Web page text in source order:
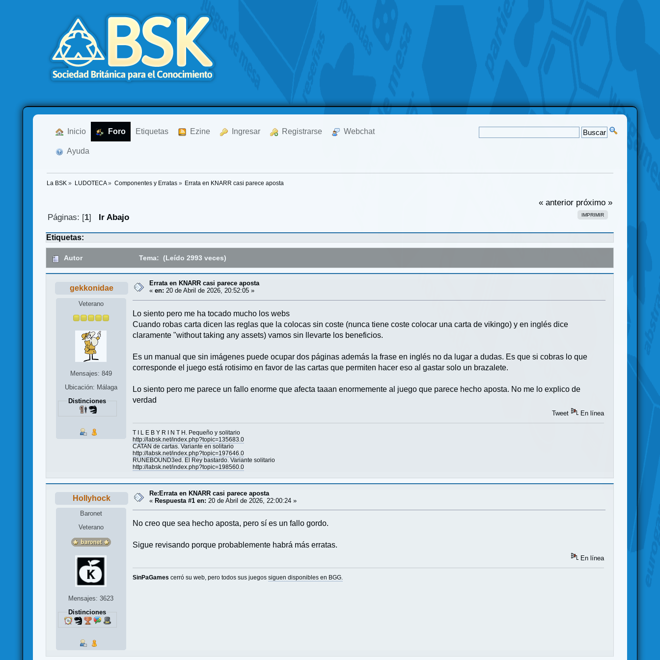
Inicio Foro Etiquetas Ezine Ingresar Registrarse Webchat
Ayuda
La BSK » LUDOTECA» Componentes y Erratas» Errata en KNARR casi parece aposta
« anterior próximo »
IMPRIMIR
Páginas: [1] Ir Abajo
Etiquetas:
Autor Tema: (Leído 2993 veces)
gekkonidae
Veterano
Mensajes: 849
Ubicación: Málaga
Distinciones
Errata en KNARR casi parece aposta
«en: 20 de Abril de 2026, 20:52:05 »
Lo siento pero me ha tocado mucho los webs
Cuando robas carta dicen las reglas que la colocas sin coste (nunca tiene coste colocar una carta de vikingo) y en inglés dice
claramente "without taking any assets) vamos sin llevarte los beneficios.
Es un manual que sin imágenes puede ocupar dos páginas además la frase en inglés no da lugar a dudas. Es que si cobras lo que
corresponde el juego está rotisimo en favor de las cartas que permiten hacer eso al gastar solo un brazalete.
Lo siento pero me parece un fallo enorme que afecta taaan enormemente al juego que parece hecho aposta. No me lo explico de
verdad
Tweet En línea
T I L E B Y R I N T H. Pequeño y solitario
http://labsk.net/index.php?topic=135683.0
CATAN de cartas. Variante en solitario
http://labsk.net/index.php?topic=197646.0
RUNEBOUND3ed. El Rey bastardo. Variante solitario
http://labsk.net/index.php?topic=198560.0
Hollyhock
Baronet
Veterano
Mensajes: 3623
Distinciones
Re:Errata en KNARR casi parece aposta
«Respuesta #1 en: 20 de Abril de 2026, 22:00:24 »
No creo que sea hecho aposta, pero sí es un fallo gordo.
Sigue revisando porque probablemente habrá más erratas.
En línea
SinPaGames cerró su web, pero todos sus juegossiguen disponibles en BGG.